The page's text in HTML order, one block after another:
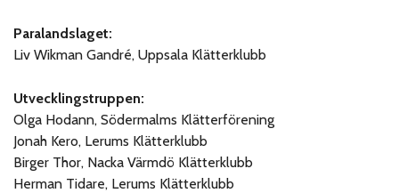
Paralandslaget:
Liv Wikman Gandré, Uppsala Klätterklubb
Utvecklingstruppen:
Olga Hodann, Södermalms Klätterförening
Jonah Kero, Lerums Klätterklubb
Birger Thor, Nacka Värmdö Klätterklubb
Herman Tidare, Lerums Klätterklubb